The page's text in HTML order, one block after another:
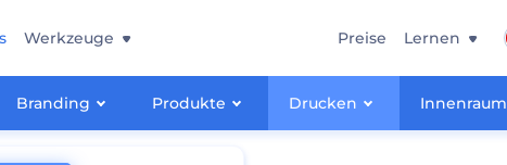
Branding Produkte Drucken Innenraum
Werkzeuge Preise Lernen